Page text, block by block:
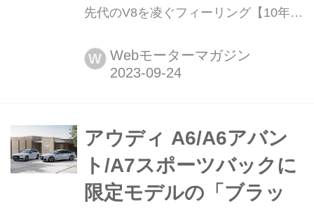
先代のV8を凌ぐフィーリング【10年ひ
言うが、およそ10年前のクルマは環境
や安全を重視する傾向が強まってい
う。今回は、アウディ A6アバント
だ。
W Webモーターマガジン
アウディ A6/A6アバン
ト/A7スポーツバックに
限定モデルの「ブラッ